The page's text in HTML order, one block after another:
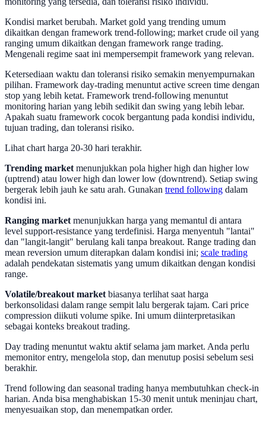
Kondisi market berubah. Market gold yang trending umum
dikaitkan dengan framework trend-following; market crude oil yang
ranging umum dikaitkan dengan framework range trading.
Mengenali regime saat ini mempersempit framework yang relevan.
Ketersediaan waktu dan toleransi risiko semakin menyempurnakan
pilihan. Framework day-trading menuntut active screen time dengan
stop yang lebih ketat. Framework trend-following menuntut
monitoring harian yang lebih sedikit dan swing yang lebih lebar.
Apakah suatu framework cocok bergantung pada kondisi individu,
tujuan trading, dan toleransi risiko.
Lihat chart harga 20-30 hari terakhir.
Trending market menunjukkan pola higher high dan higher low
(uptrend) atau lower high dan lower low (downtrend). Setiap swing
bergerak lebih jauh ke satu arah. Gunakan trend following dalam
kondisi ini.
Ranging market menunjukkan harga yang memantul di antara
level support-resistance yang terdefinisi. Harga menyentuh "lantai"
dan "langit-langit" berulang kali tanpa breakout. Range trading dan
mean reversion umum diterapkan dalam kondisi ini; scale trading
adalah pendekatan sistematis yang umum dikaitkan dengan kondisi
range.
Volatile/breakout market biasanya terlihat saat harga
berkonsolidasi dalam range sempit lalu bergerak tajam. Cari price
compression diikuti volume spike. Ini umum diinterpretasikan
sebagai konteks breakout trading.
Day trading menuntut waktu aktif selama jam market. Anda perlu
memonitor entry, mengelola stop, dan menutup posisi sebelum sesi
berakhir.
Trend following dan seasonal trading hanya membutuhkan check-in
harian. Anda bisa menghabiskan 15-30 menit untuk meninjau chart,
menyesuaikan stop, dan menempatkan order.